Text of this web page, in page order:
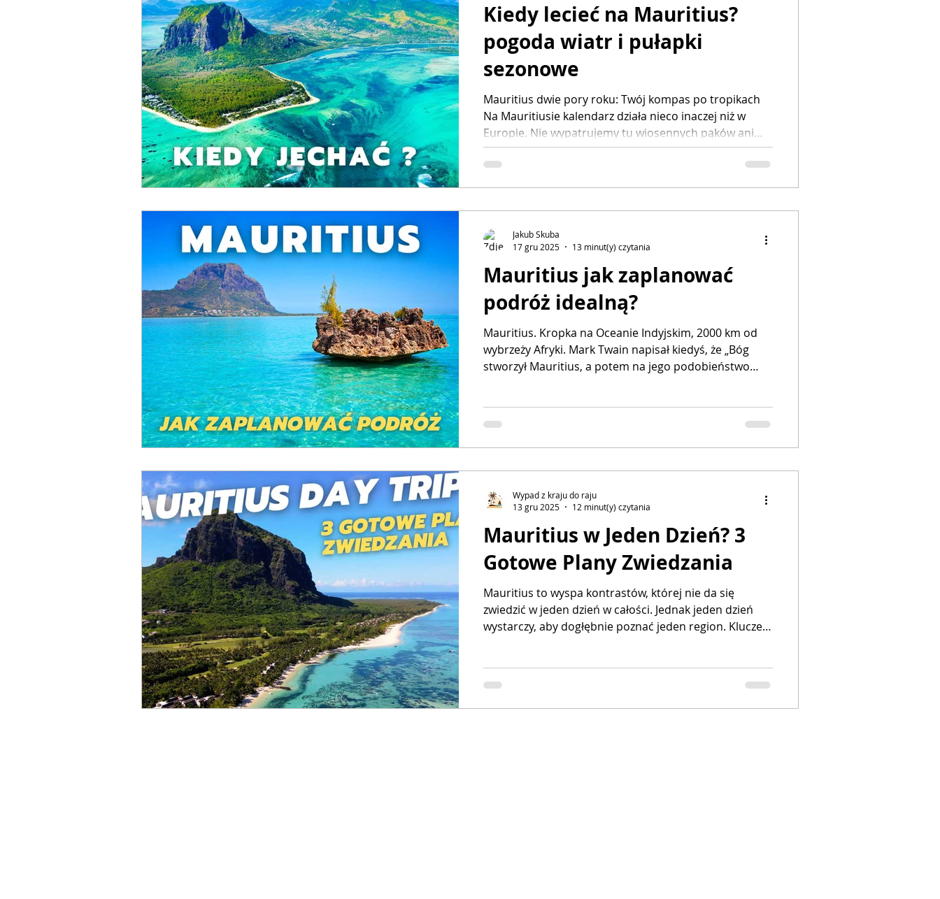
Kiedy lecieć na Mauritius?
pogoda wiatr i pułapki
sezonowe
Mauritius dwie pory roku: Twój kompas po tropikach
Na Mauritiusie kalendarz działa nieco inaczej niż w
Europie. Nie wypatrujemy tu wiosennych pąków ani
jesiennych liści. Wyspa oferuje nam dwa wspaniałe,
choć różne od siebie spektakle pogodowe: czas
wypoczynku.
Mauritius jak zaplanować
podróż idealną?
Mauritius. Kropka na Oceanie Indyjskim, 2000 km od
wybrzeży Afryki. Mark Twain napisał kiedyś, że „Bóg
stworzył Mauritius, a potem na jego podobieństwo
zauważyłem niepokojący trend. Ludzie kupują bilety
lotnicze pod wpływem impulsu (promocja!), rezerwują
pierwszy lepszy hotel z ładnym basenem na Bookingu,
Jakub Skuba
17 gru 2025
13 minut(y) czytania
Mauritius w Jeden Dzień? 3
Gotowe Plany Zwiedzania
Mauritius to wyspa kontrastów, której nie da się
zwiedzić w jeden dzień w całości. Jednak jeden dzień
wystarczy, aby dogłębnie poznać jeden region. Kluczem
po Mauritiusie, podzielone strefami. Niezależnie od
tego, czy szukasz trekkingu, historii kolonialnej czy
Wypad z kraju do raju
13 gru 2025
12 minut(y) czytania